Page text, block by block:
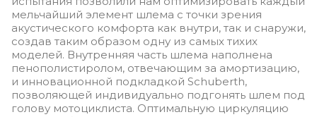
мельчайший элемент шлема с точки зрения
акустического комфорта как внутри, так и снаружи,
создав таким образом одну из самых тихих
моделей. Внутренняя часть шлема наполнена
пенополистиролом, отвечающим за амортизацию,
и инновационной подкладкой Schuberth,
позволяющей индивидуально подгонять шлем под
голову мотоциклиста. Оптимальную циркуляцию